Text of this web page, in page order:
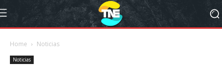
Home Noticias
Noticias